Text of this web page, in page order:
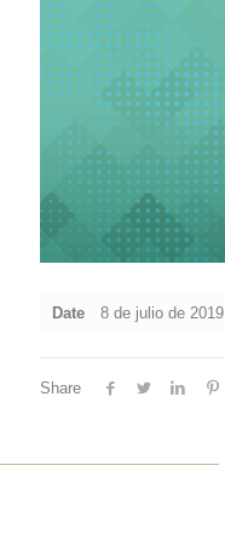
Date 8 de julio de 2019
Share